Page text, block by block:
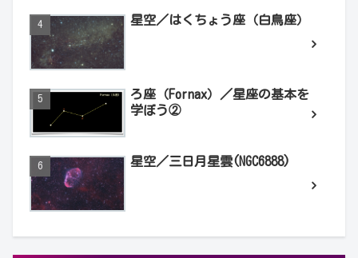
星空／はくちょう座（白鳥座）
ろ座（Fornax）／星座の基本を
学ぼう②
星空／三日月星雲(NGC6888)